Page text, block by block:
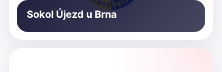
Sokol Újezd u Brna